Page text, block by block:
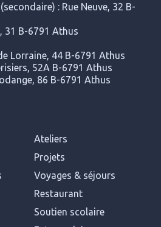
: Rue Neuve, 32 B-
31 B-6791 Athus
Lorraine, 44 B-6791 Athus
52A B-6791 Athus
86 B-6791 Athus
Ateliers
Projets
Voyages & séjours
Restaurant
Soutien scolaire